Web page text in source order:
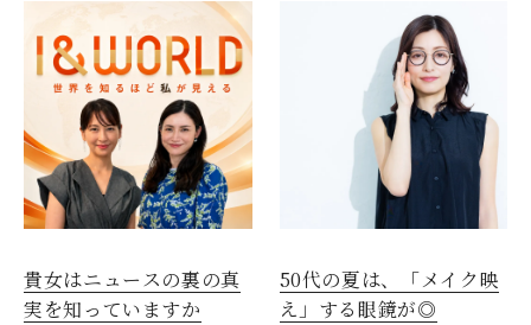
貴女はニュースの裏の真
実を知っていますか
50代の夏は、「メイク映
え」する眼鏡が◎